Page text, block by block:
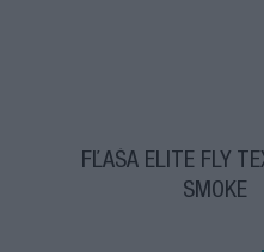
FĽAŠA ELITE FLY
SMOKE